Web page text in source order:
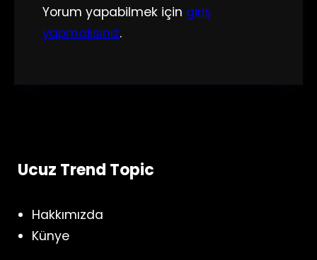
Yorum yapabilmek için giriş
yapmalısınız.
Ucuz Trend Topic
Hakkımızda
Künye